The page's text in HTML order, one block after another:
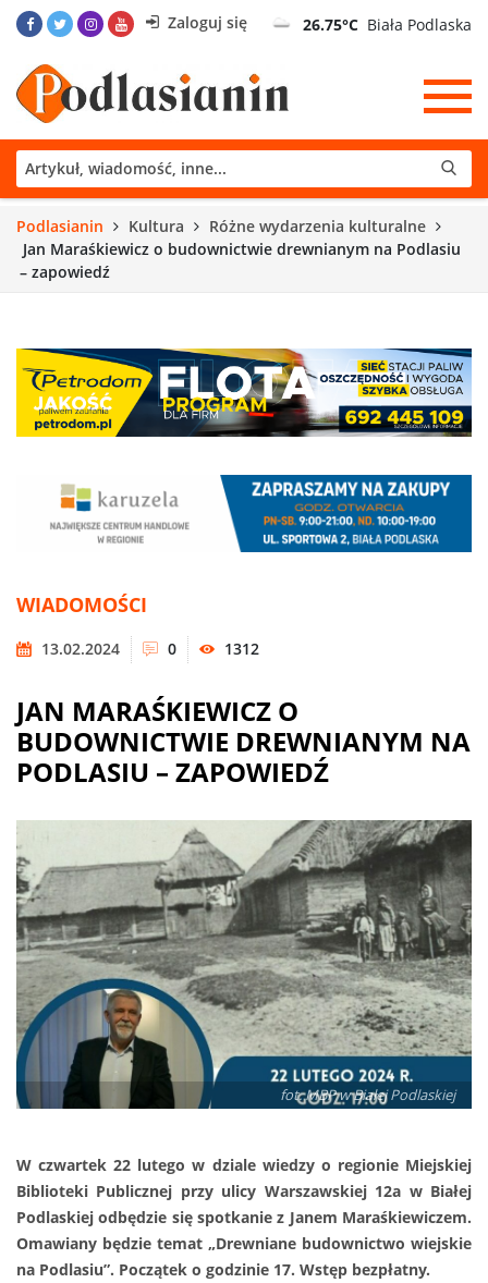
Zaloguj się 26.75°C Biała Podlaska
Podlasianin Kultura
Różne wydarzenia kulturalne
Jan Maraśkiewicz o budownictwie drewnianym na Podlasiu
– zapowiedź
WIADOMOŚCI
13.02.2024 0 1312
JAN MARAŚKIEWICZ O
BUDOWNICTWIE DREWNIANYM NA
PODLASIU – ZAPOWIEDŹ
fot. MBP w Białej Podlaskiej
W czwartek 22 lutego w dziale wiedzy o regionie Miejskiej
Biblioteki Publicznej przy ulicy Warszawskiej 12a w Białej
Podlaskiej odbędzie się spotkanie z Janem Maraśkiewiczem.
Omawiany będzie temat „Drewniane budownictwo wiejskie
na Podlasiu”. Początek o godzinie 17. Wstęp bezpłatny.